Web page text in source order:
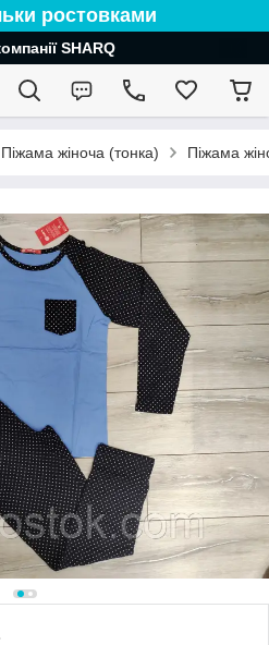
ростовками
SHARQ
Піжама жіноча (тонка) Піжама